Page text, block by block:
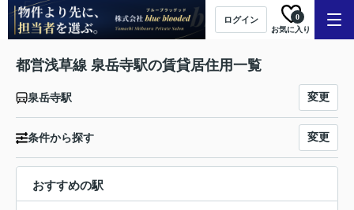
ログイン
お気に入り
0
都営浅草線 泉岳寺駅の賃貸居住用一覧
泉岳寺駅 変更
条件から探す 変更
おすすめの駅